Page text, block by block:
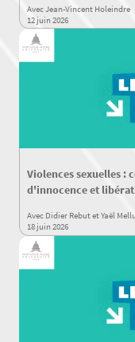
Avec Jean-Vincent Holeindre
12 juin 2026
Violences sexuelles
d'innocence et
Avec Didier Rebut et Yaël
18 juin 2026